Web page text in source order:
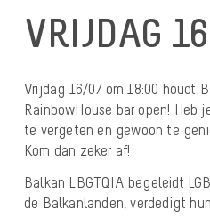
VRIJDAG
Vrijdag 16/07 om 18:00 houdt
RainbowHouse bar open! Heb
te vergeten en gewoon te
Kom dan zeker af!
Balkan LBGTQIA begeleidt
de Balkanlanden, verdedigt